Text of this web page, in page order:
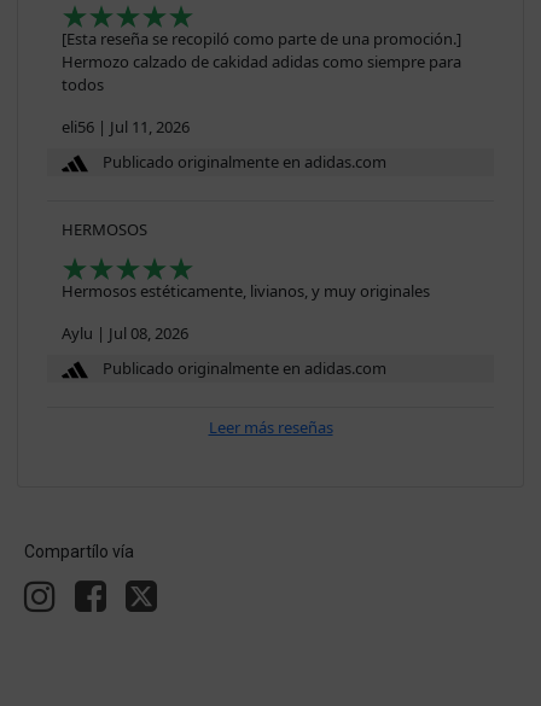
[Esta reseña se recopiló como parte de una promoción.]
Hermozo calzado de cakidad adidas como siempre para
todos
eli56 | Jul 11, 2026
Publicado originalmente en adidas.com
HERMOSOS
Hermosos estéticamente, livianos, y muy originales
Aylu | Jul 08, 2026
Publicado originalmente en adidas.com
Leer más reseñas
Compartílo vía